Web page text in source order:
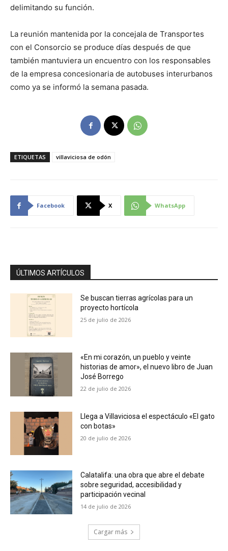
delimitando su función.
La reunión mantenida por la concejala de Transportes
con el Consorcio se produce días después de que
también mantuviera un encuentro con los responsables
de la empresa concesionaria de autobuses interurbanos
como ya se informó la semana pasada.
ETIQUETAS villaviciosa de odón
Facebook X WhatsApp
ÚLTIMOS ARTÍCULOS
Se buscan tierras agrícolas para un
proyecto hortícola
25 de julio de 2026
«En mi corazón, un pueblo y veinte
historias de amor», el nuevo libro de Juan
José Borrego
22 de julio de 2026
Llega a Villaviciosa el espectáculo «El gato
con botas»
20 de julio de 2026
Calatalifa: una obra que abre el debate
sobre seguridad, accesibilidad y
participación vecinal
14 de julio de 2026
Cargar más